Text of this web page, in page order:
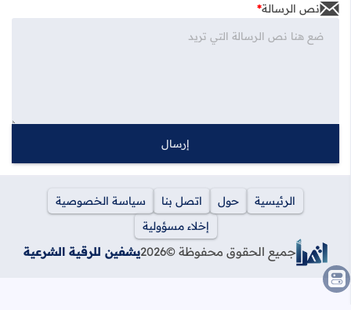
نص الرسالة*
جميع الحقوق محفوظة ©2026يشفين للرقية الشرعية
الرئيسية حول اتصل بنا
سياسة الخصوصية
إخلاء مسؤولية